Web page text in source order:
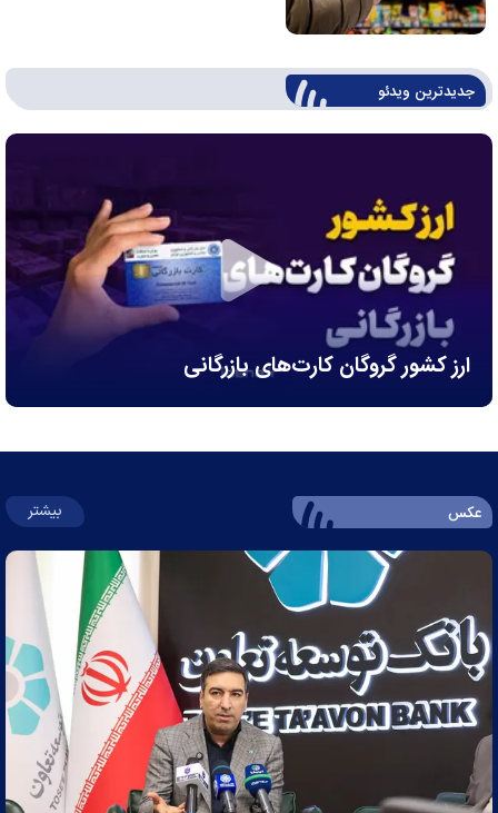
جدیدترین ویدئو
ارز کشور گروگان کارت‌های بازرگانی
عکس بیشتر